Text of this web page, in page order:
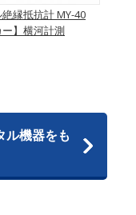
縁抵抗計 MY-40
ー】横河計測
ル機器をも